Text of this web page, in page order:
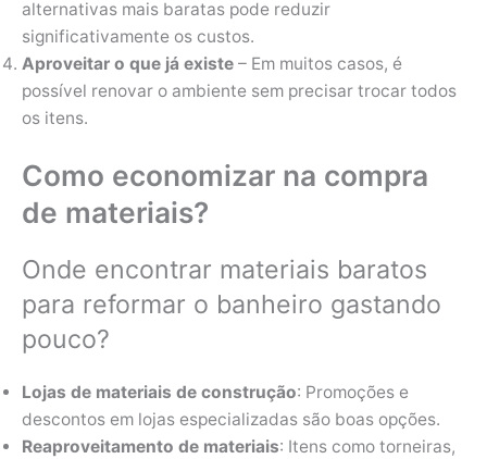
alternativas mais baratas pode reduzir
significativamente os custos.
Aproveitar o que já existe – Em muitos casos, é
possível renovar o ambiente sem precisar trocar todos
os itens.
Como economizar na compra
de materiais?
Onde encontrar materiais baratos
para reformar o banheiro gastando
pouco?
Lojas de materiais de construção: Promoções e
descontos em lojas especializadas são boas opções.
Reaproveitamento de materiais: Itens como torneiras,